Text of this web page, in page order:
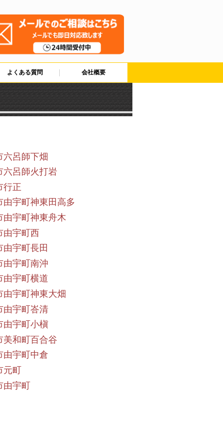
よくある質問 会社概要
六呂師下畑
六呂師火打岩
行正
由宇町神東田高多
由宇町神東舟木
由宇町西
宇町長田
由宇町南沖
由宇町横道
由宇町神東大畑
由宇町峇清
由宇町小槇
美和町百合谷
由宇町中倉
元町
由宇町